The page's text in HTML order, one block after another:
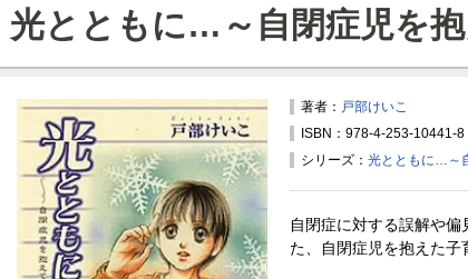
光とともに…～自閉症児を抱
著者： 戸部けいこ
ISBN：978-4-253-10441-8
シリーズ： 光とともに…～
自閉症に対する誤解や
た、自閉症児を抱えた